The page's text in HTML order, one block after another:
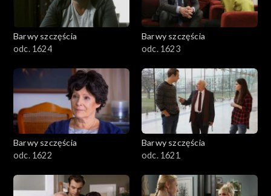
Barwy szczęścia
odc. 1624
Barwy szczęścia
odc. 1623
Barwy szczęścia
odc. 1622
Barwy szczęścia
odc. 1621